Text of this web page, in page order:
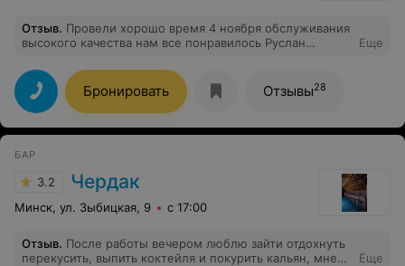
Отзыв. Провели хорошо время 4 ноября обслуживания
высокого качества нам все понравилось Руслан
Еще
Бронировать Отзывы28
БАР
3.2 Чердак
Минск, ул. Зыбицкая, 9 с 17:00
Отзыв. После работы вечером люблю зайти отдохнуть
перекусить, выпить коктейля и покурить кальян, мне
Еще